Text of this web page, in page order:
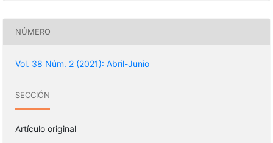
NÚMERO
Vol. 38 Núm. 2 (2021): Abril-Junio
SECCIÓN
Artículo original